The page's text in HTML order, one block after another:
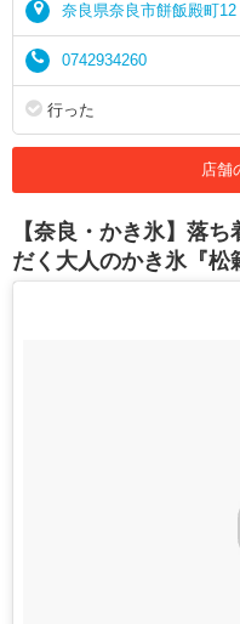
奈良県奈良市餅飯殿町
0742934260
行った
店舗
【奈良・かき氷】落
だく大人のかき氷『松